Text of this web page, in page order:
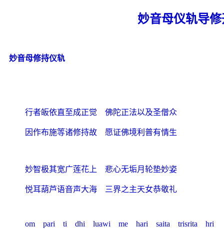
妙音母仪轨导
妙音母修持仪轨
行者皈依直至成正觉 佛陀正法以及圣僧众
因作布施等诸修持故 愿证佛境利普有情生
妙智极其宽广莲花上 悲心无垢月轮垫妙姿
悦耳葫芦语音声大海 三界之主天女恭敬礼
om pari ti dhi luawi me hari saita trisrita hri